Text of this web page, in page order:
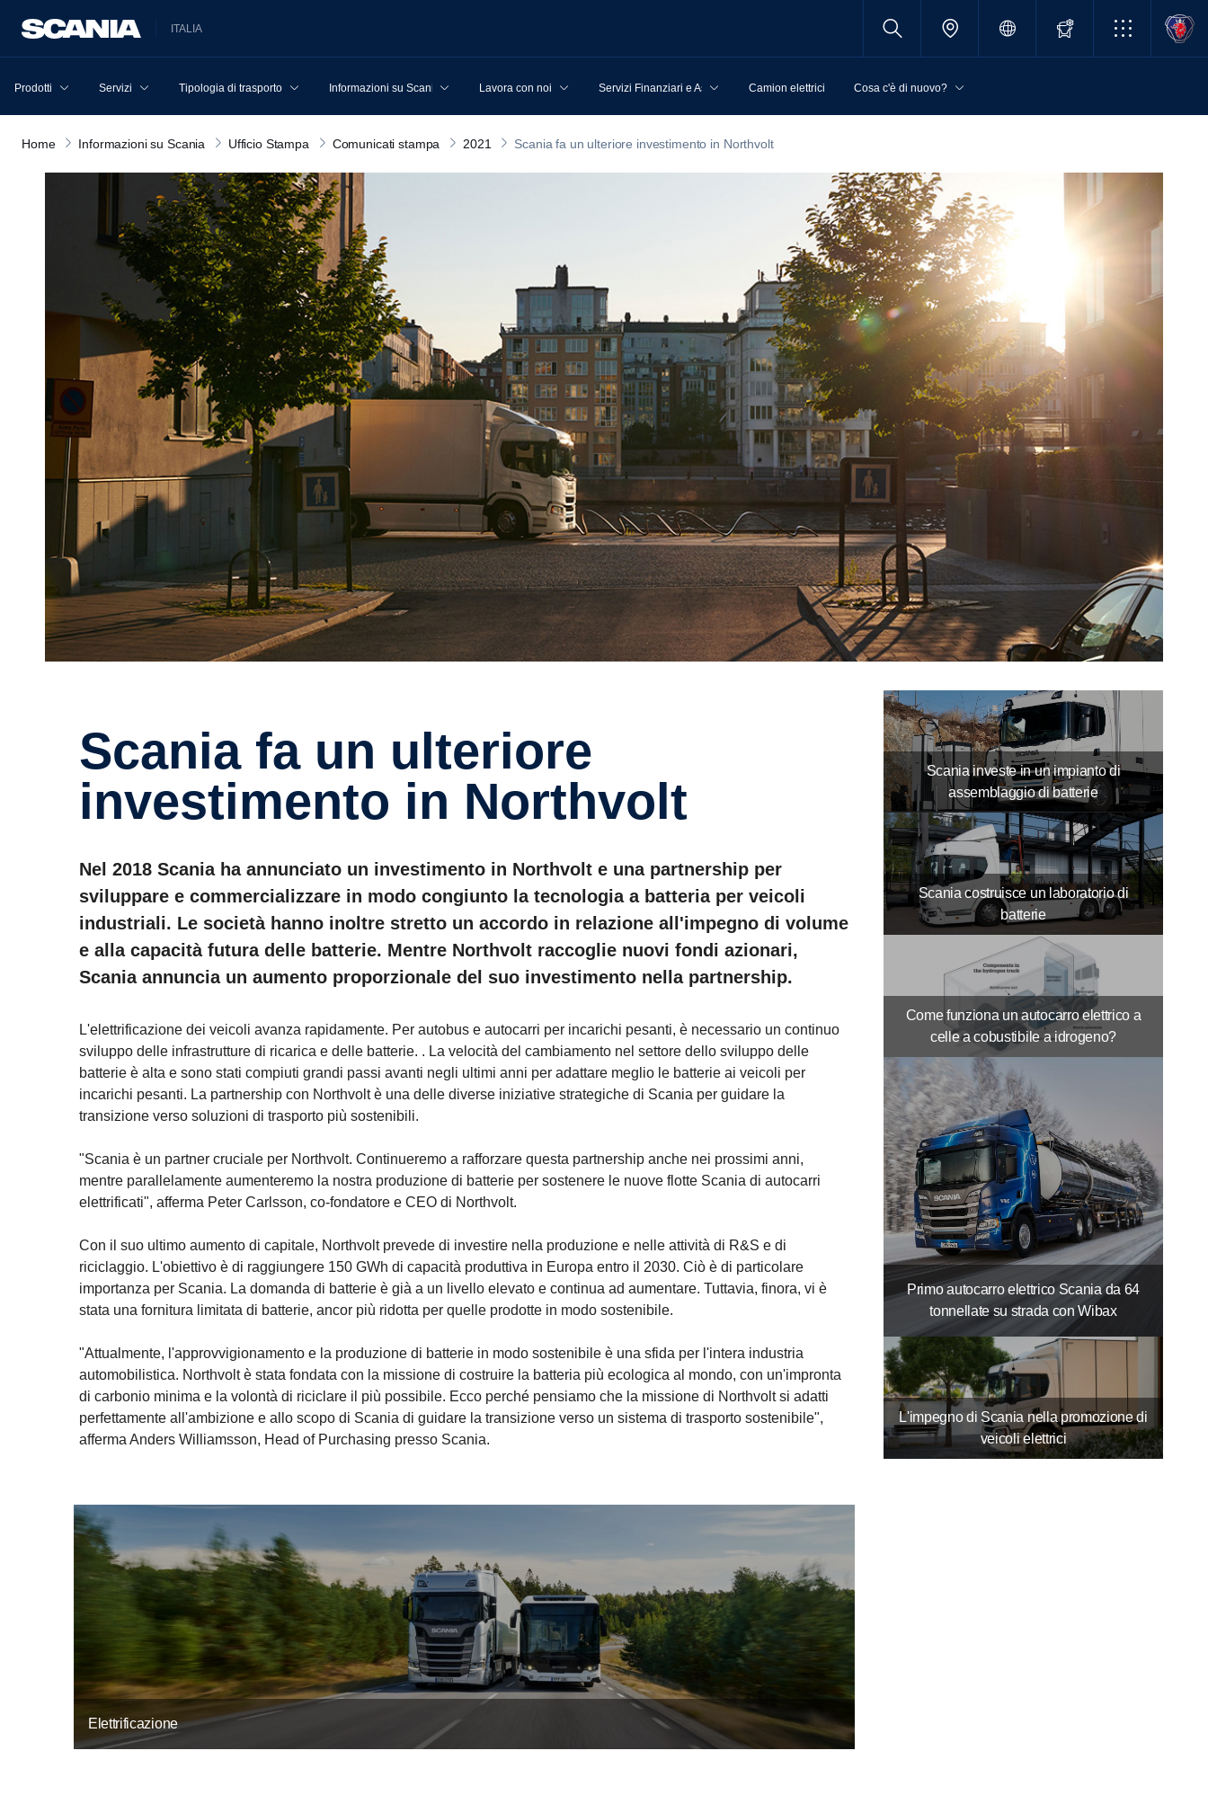
ITALIA
Prodotti Servizi Tipologia di trasporto Informazioni su Scania Lavora con noi Servizi Finanziari e AssicurativiCamion elettrici Cosa c'è di nuovo?
Home Informazioni su Scania Ufficio Stampa Comunicati stampa 2021 Scania fa un ulteriore investimento in Northvolt
Scania fa un ulteriore
investimento in Northvolt
Nel 2018 Scania ha annunciato un investimento in Northvolt e una partnership per
sviluppare e commercializzare in modo congiunto la tecnologia a batteria per veicoli
industriali. Le società hanno inoltre stretto un accordo in relazione all'impegno di volume
e alla capacità futura delle batterie. Mentre Northvolt raccoglie nuovi fondi azionari,
Scania annuncia un aumento proporzionale del suo investimento nella partnership.
L'elettrificazione dei veicoli avanza rapidamente. Per autobus e autocarri per incarichi pesanti, è necessario un continuo
sviluppo delle infrastrutture di ricarica e delle batterie. . La velocità del cambiamento nel settore dello sviluppo delle
batterie è alta e sono stati compiuti grandi passi avanti negli ultimi anni per adattare meglio le batterie ai veicoli per
incarichi pesanti. La partnership con Northvolt è una delle diverse iniziative strategiche di Scania per guidare la
transizione verso soluzioni di trasporto più sostenibili.
"Scania è un partner cruciale per Northvolt. Continueremo a rafforzare questa partnership anche nei prossimi anni,
mentre parallelamente aumenteremo la nostra produzione di batterie per sostenere le nuove flotte Scania di autocarri
elettrificati", afferma Peter Carlsson, co-fondatore e CEO di Northvolt.
Con il suo ultimo aumento di capitale, Northvolt prevede di investire nella produzione e nelle attività di R&S e di
riciclaggio. L'obiettivo è di raggiungere 150 GWh di capacità produttiva in Europa entro il 2030. Ciò è di particolare
importanza per Scania. La domanda di batterie è già a un livello elevato e continua ad aumentare. Tuttavia, finora, vi è
stata una fornitura limitata di batterie, ancor più ridotta per quelle prodotte in modo sostenibile.
"Attualmente, l'approvvigionamento e la produzione di batterie in modo sostenibile è una sfida per l'intera industria
automobilistica. Northvolt è stata fondata con la missione di costruire la batteria più ecologica al mondo, con un'impronta
di carbonio minima e la volontà di riciclare il più possibile. Ecco perché pensiamo che la missione di Northvolt si adatti
perfettamente all'ambizione e allo scopo di Scania di guidare la transizione verso un sistema di trasporto sostenibile",
afferma Anders Williamsson, Head of Purchasing presso Scania.
Elettrificazione
Scania investe in un impianto di
assemblaggio di batterie
Scania costruisce un laboratorio di
batterie
Come funziona un autocarro elettrico a
celle a cobustibile a idrogeno?
Primo autocarro elettrico Scania da 64
tonnellate su strada con Wibax
L'impegno di Scania nella promozione di
veicoli elettrici